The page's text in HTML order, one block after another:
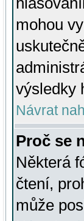
mohou
výsledky
Návrat
Proč se
Některá
čtení,
může